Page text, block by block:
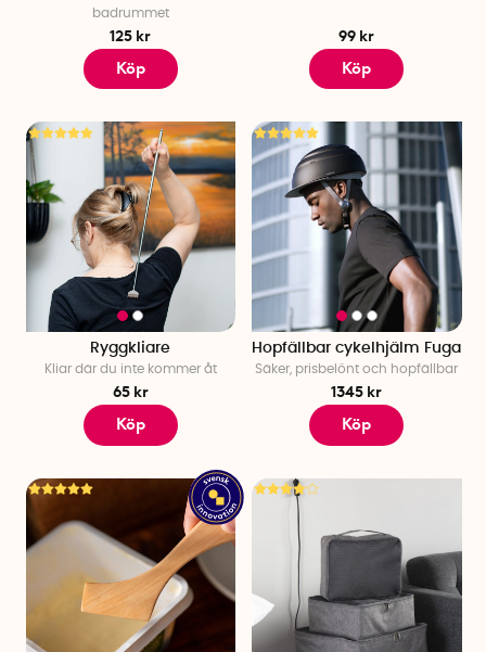
badrummet
125 kr
Köp
99 kr
Köp
Ryggkliare
Kliar där du inte kommer åt
65 kr
Köp
Hopfällbar cykelhjälm Fuga
Säker, prisbelönt och hopfällbar
1345 kr
Köp